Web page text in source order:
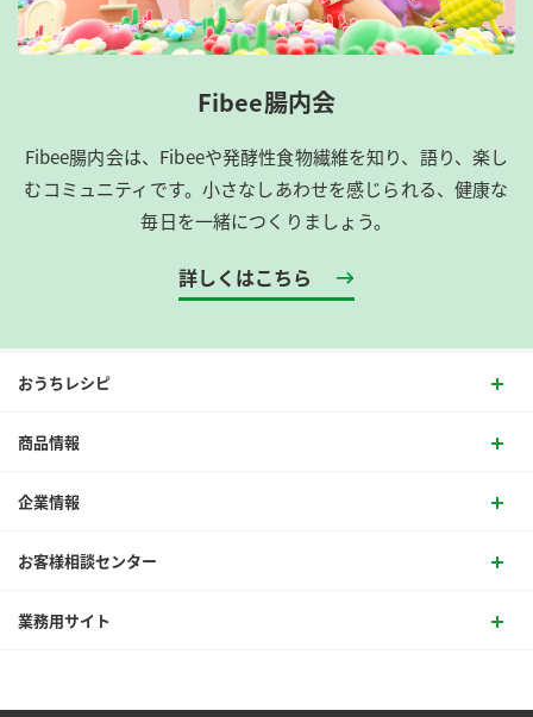
Fibee腸内会
Fibee腸内会は、​Fibeeや発酵性食物繊維を知り、語り、楽し
むコミュニティです。​小さなしあわせを感じられる、健康な
毎日を一緒につくりましょう。
詳しくはこちら
おうちレシピ
商品情報
企業情報
お客様相談センター
業務用サイト